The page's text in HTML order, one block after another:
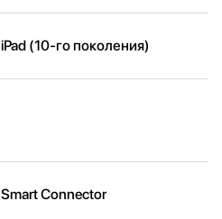
iPad (10-го поколения)
Smart Connector